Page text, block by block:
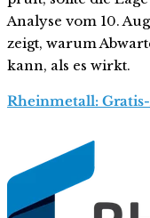
Analyse vom 10.
zeigt, warum
kann, als es wirkt.
Rheinmetall: